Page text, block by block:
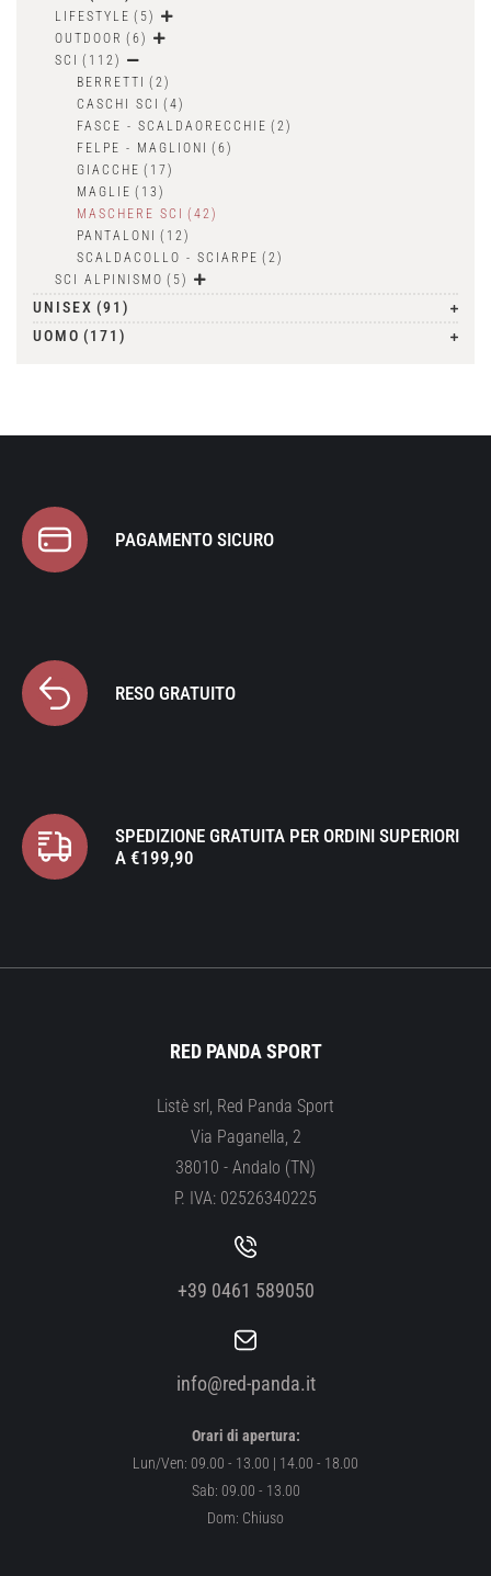
LIFESTYLE (5)
OUTDOOR (6)
SCI
(112)
BERRETTI
(2)
CASCHI SCI
(4)
FASCE - SCALDAORECCHIE (2)
FELPE - MAGLIONI
(6)
GIACCHE (17)
MAGLIE (13)
MASCHERE SCI
(42)
PANTALONI
(12)
SCALDACOLLO - SCIARPE (2)
SCI ALPINISMO (5)
UNISEX (91)
UOMO (171)
PAGAMENTO SICURO
RESO GRATUITO
SPEDIZIONE GRATUITA PER ORDINI SUPERIORI
A €199,90
RED PANDA SPORT
Listè srl, Red Panda Sport
Via Paganella, 2
38010 - Andalo (TN)
P. IVA: 02526340225
+39 0461 589050
info@red-panda.it
Orari di apertura:
Lun/Ven: 09.00 - 13.00 | 14.00 - 18.00
Sab: 09.00 - 13.00
Dom: Chiuso